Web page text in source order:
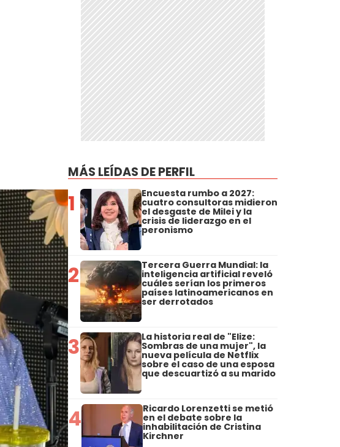
MÁS LEÍDAS DE PERFIL
1 Encuesta rumbo a 2027:
cuatro consultoras midieron
el desgaste de Milei y la
crisis de liderazgo en el
peronismo
2 Tercera Guerra Mundial: la
inteligencia artificial reveló
cuáles serían los primeros
países latinoamericanos en
ser derrotados
3 La historia real de "Elize:
Sombras de una mujer", la
nueva película de Netflix
sobre el caso de una esposa
que descuartizó a su marido
4 Ricardo Lorenzetti se metió
en el debate sobre la
inhabilitación de Cristina
Kirchner